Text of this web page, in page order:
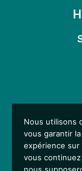
Nous utilisons
vous garantir
expérience
vous